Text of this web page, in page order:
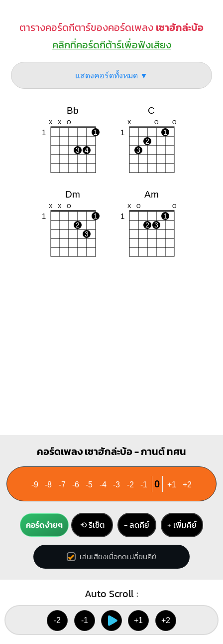
ตารางคอร์ดกีตาร์ของคอร์ดเพลง เซาฮักล่ะบ้อ
คลิกที่คอร์ดกีต้าร์เพื่อฟังเสียง
แสดงคอร์ดทั้งหมด ▼
Bb
X X O
1 1
3 4
C
X O O
1
1
2
3
Dm
X X O
1
1
2
3
Am
X O O
1
1
2
3
คอร์ดเพลง เซาฮักล่ะบ้อ - กานต์ ทศน
-9 -8 -7 -6 -5 -4 -3 -2 -1 0 +1 +2
คอร์ดง่ายๆ ⟲ รีเซ็ต − ลดคีย์ + เพิ่มคีย์
เล่นเสียงเมื่อกดเปลี่ยนคีย์
Auto Scroll :
-2 -1 +1 +2